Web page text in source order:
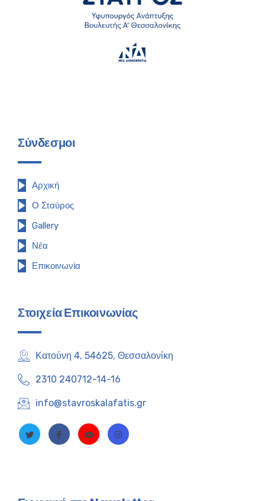
Σύνδεσμοι
Αρχική
Ο Σταύρος
Gallery
Νέα
Επικοινωνία
Στοιχεία Επικοινωνίας
Κατούνη 4, 54625, Θεσσαλονίκη
2310 240712-14-16
info@stavroskalafatis.gr